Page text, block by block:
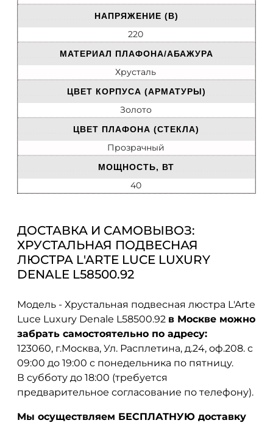
НАПРЯЖЕНИЕ (В)
220
МАТЕРИАЛ ПЛАФОНА/АБАЖУРА
Хрусталь
ЦВЕТ КОРПУСА (АРМАТУРЫ)
Золото
ЦВЕТ ПЛАФОНА (СТЕКЛА)
Прозрачный
МОЩНОСТЬ, ВТ
40
ДОСТАВКА И САМОВЫВОЗ:
ХРУСТАЛЬНАЯ ПОДВЕСНАЯ
ЛЮСТРА L'ARTE LUCE LUXURY
DENALE L58500.92
Модель - Хрустальная подвесная люстра L'Arte
Luce Luxury Denale L58500.92 в Москве можно
забрать самостоятельно по адресу:
123060, г.Москва, Ул. Расплетина, д.24, оф.208. с
09:00 до 19:00 с понедельника по пятницу.
В субботу до 18:00 (требуется
предварительное согласование по телефону).
Мы осуществляем БЕСПЛАТНУЮ доставку